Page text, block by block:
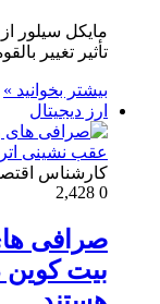
مایکل سیلور
تأثیر تغییر
بیشتر بخوانید »
ارز دیجیتال
کارشناس
0
صرافی
بیت کوین